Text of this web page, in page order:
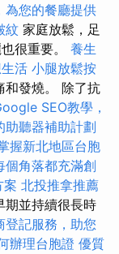
為您的餐廳提供
紋 家庭放鬆，足
很重要。 養生
活 小腿放鬆按
和發燒。 除了抗
SEO教學，
助聽器補助計劃
握新北地區台胞
個角落都充滿創
案 北投推拿推薦
期並持續很長時
登記服務，助您
辦理台胞證 優質